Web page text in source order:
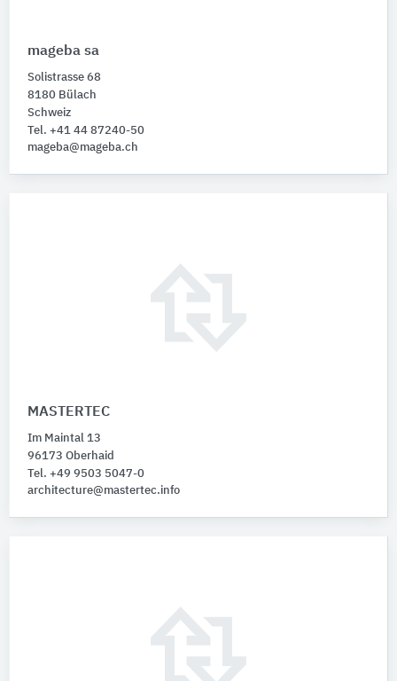
mageba sa
Solistrasse 68
8180 Bülach
Schweiz
Tel. +41 44 87240-50
mageba@mageba.ch
MASTERTEC
Im Maintal 13
96173 Oberhaid
Tel. +49 9503 5047-0
architecture@mastertec.info